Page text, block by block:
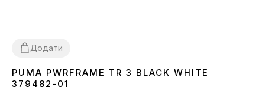
Додати
364444.5
PUMA PWRFRAME TR 3 BLACK WHITE
379482-01